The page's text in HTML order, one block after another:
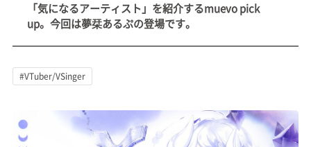
#VTuber/VSinger #男性 #女性 #バ美肉 #男の娘
#Vtuberグループ
記事一覧
会社概要
記事リクエスト
「気になるアーティスト」を紹介するmuevo pick
up。今回は夢栞あるぷの登場です。
#VTuber/VSinger